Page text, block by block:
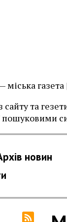
міська
сайту та
пошуковими
новин